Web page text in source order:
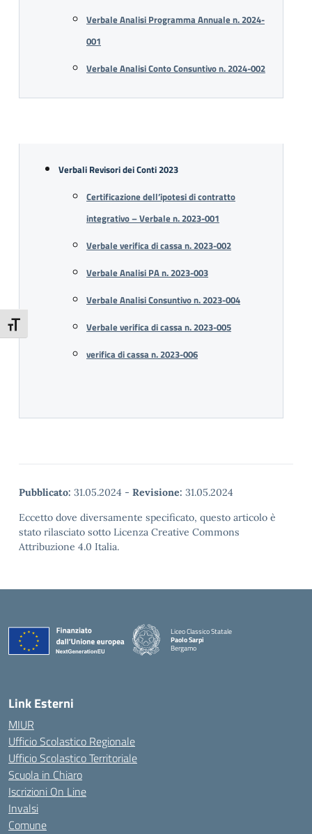
Attiva/disattiva dimensione testo
Verbale Analisi Programma Annuale n. 2024-
001
Verbale Analisi Conto Consuntivo n. 2024-002
Verbali Revisori dei Conti 2023
Certificazione dell’ipotesi di contratto
integrativo – Verbale n. 2023-001
Verbale verifica di cassa n. 2023-002
Verbale Analisi PA n. 2023-003
Verbale Analisi Consuntivo n. 2023-004
Verbale verifica di cassa n. 2023-005
verifica di cassa n. 2023-006
Pubblicato: 31.05.2024 - Revisione: 31.05.2024
Eccetto dove diversamente specificato, questo articolo è
stato rilasciato sotto Licenza Creative Commons
Attribuzione 4.0 Italia.
Liceo Classico Statale
Paolo Sarpi
Bergamo
— Visita la pagina iniziale della scuola
Link Esterni
MIUR
Ufficio Scolastico Regionale
Ufficio Scolastico Territoriale
Scuola in Chiaro
Iscrizioni On Line
Invalsi
Comune